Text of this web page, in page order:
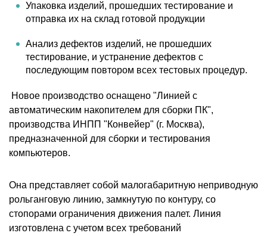
Упаковка изделий, прошедших тестирование и
отправка их на склад готовой продукции
Анализ дефектов изделий, не прошедших
тестирование, и устранение дефектов с
последующим повтором всех тестовых процедур.
Новое производство оснащено "Линией с
автоматическим накопителем для сборки ПК",
производства ИНПП "Конвейер" (г. Москва),
предназначенной для сборки и тестирования
компьютеров.
Она представляет собой малогабаритную неприводную
рольганговую линию, замкнутую по контуру, со
стопорами ограничения движения палет. Линия
изготовлена с учетом всех требований